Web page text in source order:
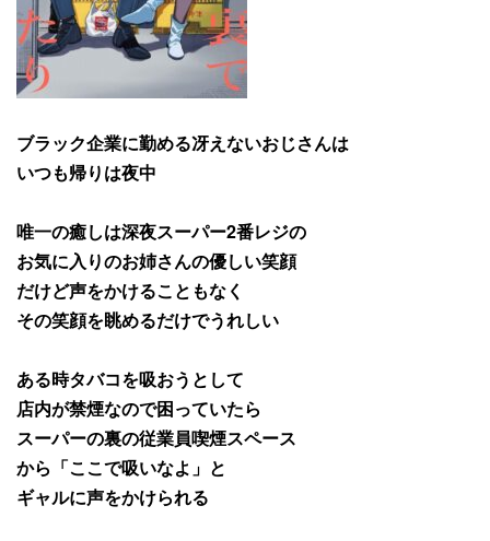
ブラック企業に勤める冴えないおじさんは
いつも帰りは夜中
唯一の癒しは深夜スーパー2番レジの
お気に入りのお姉さんの優しい笑顔
だけど声をかけることもなく
その笑顔を眺めるだけでうれしい
ある時タバコを吸おうとして
店内が禁煙なので困っていたら
スーパーの裏の従業員喫煙スペース
から「ここで吸いなよ」と
ギャルに声をかけられる